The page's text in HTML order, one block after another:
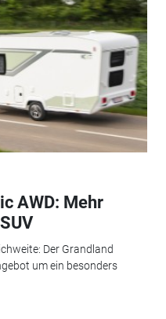
AWD: Mehr
Der Grandland
um ein besonders